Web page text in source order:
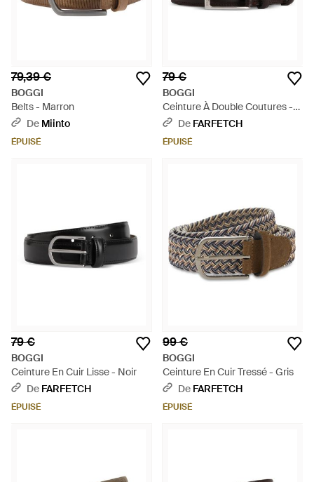
79,39 €
BOGGI
Belts - Marron
De Miinto
ÉPUISÉ
79 €
BOGGI
Ceinture À Double Coutures -
NoirDe FARFETCH
ÉPUISÉ
79 €
BOGGI
Ceinture En Cuir Lisse - Noir
De FARFETCH
ÉPUISÉ
99 €
BOGGI
Ceinture En Cuir Tressé - Gris
De FARFETCH
ÉPUISÉ